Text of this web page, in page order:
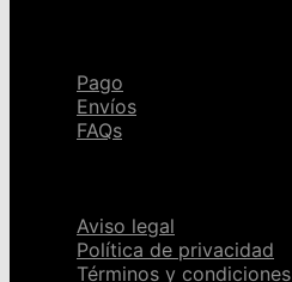
Pago
Envíos
FAQs
Aviso legal
Política de privacidad
Términos y condiciones